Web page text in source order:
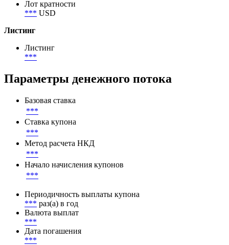
Лот кратности
*** USD
Листинг
Листинг
***
Параметры денежного потока
Базовая ставка
***
Ставка купона
***
Метод расчета НКД
***
Начало начисления купонов
***
Периодичность выплаты купона
*** раз(а) в год
Валюта выплат
***
Дата погашения
***